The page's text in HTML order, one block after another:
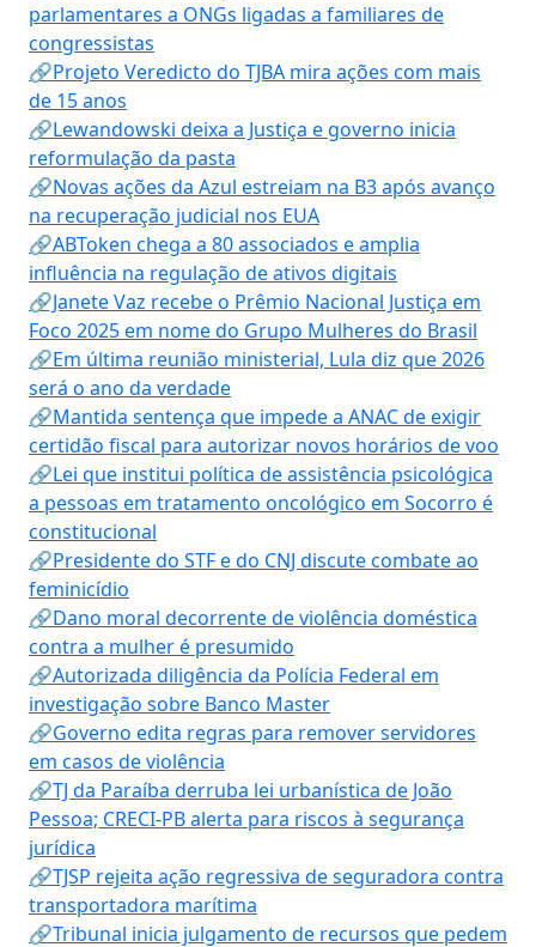
parlamentares a ONGs ligadas a familiares de
congressistas
🔗Projeto Veredicto do TJBA mira ações com mais
de 15 anos
🔗Lewandowski deixa a Justiça e governo inicia
reformulação da pasta
🔗Novas ações da Azul estreiam na B3 após avanço
na recuperação judicial nos EUA
🔗ABToken chega a 80 associados e amplia
influência na regulação de ativos digitais
🔗Janete Vaz recebe o Prêmio Nacional Justiça em
Foco 2025 em nome do Grupo Mulheres do Brasil
🔗Em última reunião ministerial, Lula diz que 2026
será o ano da verdade
🔗Mantida sentença que impede a ANAC de exigir
certidão fiscal para autorizar novos horários de voo
🔗Lei que institui política de assistência psicológica
a pessoas em tratamento oncológico em Socorro é
constitucional
🔗Presidente do STF e do CNJ discute combate ao
feminicídio
🔗Dano moral decorrente de violência doméstica
contra a mulher é presumido
🔗Autorizada diligência da Polícia Federal em
investigação sobre Banco Master
🔗Governo edita regras para remover servidores
em casos de violência
🔗TJ da Paraíba derruba lei urbanística de João
Pessoa; CRECI-PB alerta para riscos à segurança
jurídica
🔗TJSP rejeita ação regressiva de seguradora contra
transportadora marítima
🔗Tribunal inicia julgamento de recursos que pedem